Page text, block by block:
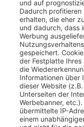
und auf
Dadurch profitieren
erhalten, die eher
und dadurch, dass
Werbung
gespeichert.
der Festplatte
die
Informationen über
dieser Website
Unterseiten der
Werbebanner,
übermittelte IP-
einem